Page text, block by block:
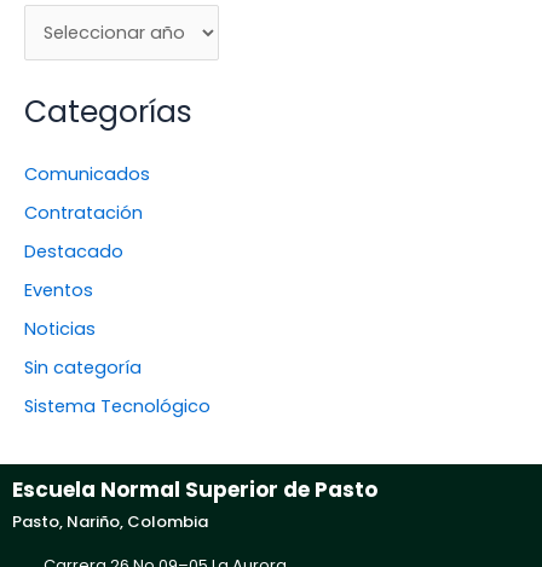
Categorías
Comunicados
Contratación
Destacado
Eventos
Noticias
Sin categoría
Sistema Tecnológico
Escuela Normal Superior de Pasto
Pasto, Nariño, Colombia